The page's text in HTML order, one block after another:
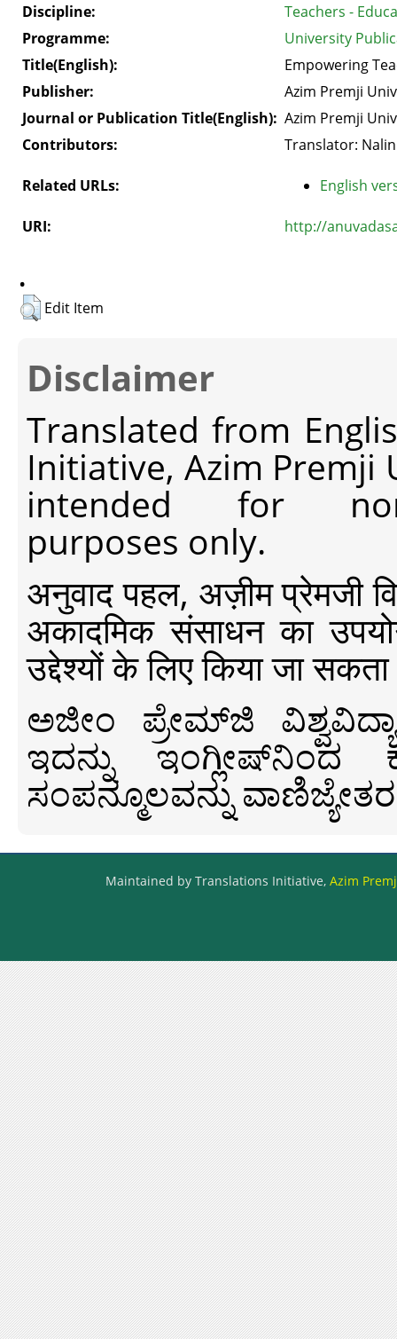
Discipline:
Teachers -
Programme:
University
Title(English):
Empowering
Publisher:
Azim Premji
Journal or Publication Title(English): Azim Premji
Contributors:
Translator:
Related URLs: English
URI: http://
.
Edit Item
Disclaimer
Translated from
Initiative, Azim Premji
intended for non-
purposes only.
अनुवाद पहल, अज़ीम प्रेमजी
अकादमिक संसाधन का
उद्देश्यों के लिए किया जा
ಅಜೀಂ ಪ್ರೇಮ್‍ಜಿ
ಇದನ್ನು ಇಂಗ್ಲೀಷ್‍ನಿಂದ
ಸಂಪನ್ಮೂಲವನ್ನು
Maintained by Translations Initiative, Azim